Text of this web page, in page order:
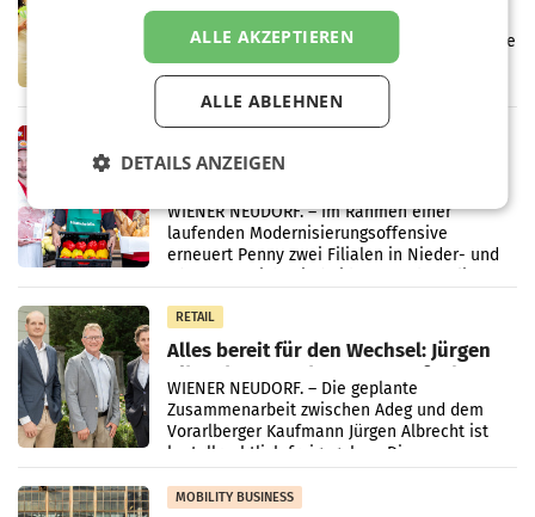
Müller informieren am POS über
Kreislauffähigkeit
Über den gesamten August hinweg rücken die
Altstoff Recycling Austria AG (ARA) und der
Handelskonzern Müller die Initiative
„Kreislauf-Helden“ in allen österreichischen
Müller-Filialen
Penny modernisiert zwei Filialen in
WIENER NEUDORF. – Im Rahmen einer
laufenden Modernisierungsoffensive
erneuert Penny zwei Filialen in Nieder- und
RETAIL
Alles bereit für den Wechsel: Jürgen
Albrecht setzt ab 1.1.2027 auf Adeg
WIENER NEUDORF. – Die geplante
Zusammenarbeit zwischen Adeg und dem
Vorarlberger Kaufmann Jürgen Albrecht ist
kartellrechtlich freigegeben: Die
Bundeswettbewerbsbehörde und der
Bundeskartellanwalt
MOBILITY BUSINESS
ALLE AKZEPTIEREN
ALLE ABLEHNEN
DETAILS ANZEIGEN